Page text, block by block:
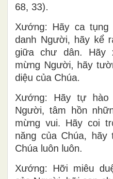
68, 33).
Xướng: Hãy ca
danh Người, hãy kể
giữa chư dân. Hãy
mừng Người, hãy
diệu của Chúa.
Xướng: Hãy tự
Người, tâm hồn
mừng vui. Hãy coi
năng của Chúa, hãy
Chúa luôn luôn.
Xướng: Hỡi miêu